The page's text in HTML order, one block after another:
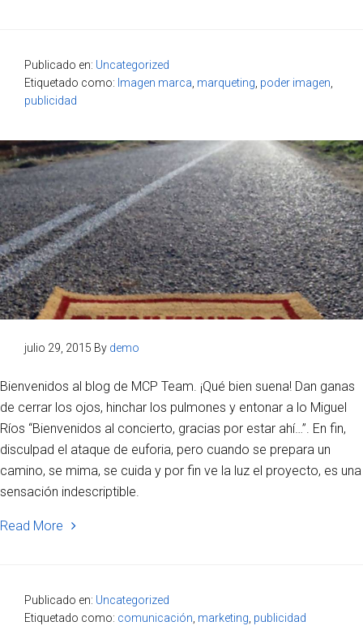
Publicado en: Uncategorized
Etiquetado como: Imagen marca marqueting poder imagen
publicidad
julio 29, 2015 By demo
Bienvenidos al blog de MCP Team. ¡Qué bien suena! Dan ganas
de cerrar los ojos, hinchar los pulmones y entonar a lo Miguel
Ríos “Bienvenidos al concierto, gracias por estar ahí…”. En fin,
disculpad el ataque de euforia, pero cuando se prepara un
camino, se mima, se cuida y por fin ve la luz el proyecto, es una
sensación indescriptible.
Read More
Publicado en: Uncategorized
Etiquetado como: comunicación, marketing, publicidad